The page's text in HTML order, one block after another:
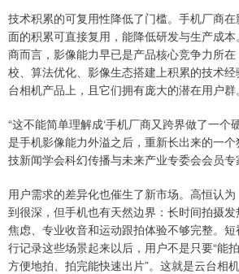
技术积累的可复用性降低了门槛。手机厂商
面的积累可直接复用，能降低研发与生产成
商而言，影像能力早已是产品核心竞争力所
校、算法优化、影像生态搭建上积累的技术
台相机产品上，且它们拥有庞大的潜在用户群。
“这不能简单理解成‘手机厂商又跨界做了一个
是手机影像能力外溢之后，重新长出来的一
技新闻学会科幻传播与未来产业专委会会员专
用户需求的差异化也催生了新市场。高恒认
到很深，但手机也有天然边界：长时间拍摄
焦虑、专业收音和运动跟拍体验不够完整。
行记录这些场景起来以后，用户不是只要“能拍
方便地拍、拍完能快速出片”。这就是云台相